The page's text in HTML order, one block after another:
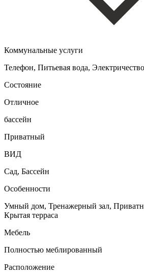
Коммунальные услуги
Телефон, Питьевая вода, Электричество
Состояние
Отличное
бассейн
Приватный
ВИД
Сад, Бассейн
Особенности
Умный дом, Тренажерный зал,
Крытая терраса
Мебель
Полностью меблированный
Расположение